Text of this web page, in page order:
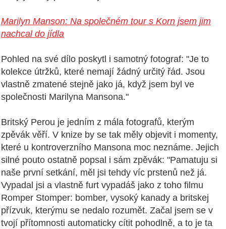
Marilyn Manson: Na společném tour s Korn jsem jim
nachcal do jídla
Pohled na své dílo poskytl i samotný fotograf: "Je to
kolekce útržků, které nemají žádný určitý řád. Jsou
vlastně zmatené stejně jako já, když jsem byl ve
společnosti Marilyna Mansona."
Britský Perou je jedním z mála fotografů, kterým
zpěvák věří. V knize by se tak měly objevit i momenty,
které u kontroverzního Mansona moc neznáme. Jejich
silné pouto ostatně popsal i sám zpěvák: "Pamatuju si
naše první setkání, měl jsi tehdy víc prstenů než já.
Vypadal jsi a vlastně furt vypadáš jako z toho filmu
Romper Stomper: bomber, vysoký kanady a britskej
přízvuk, kterýmu se nedalo rozumět. Začal jsem se v
tvojí přítomnosti automaticky cítit pohodlně, a to je ta